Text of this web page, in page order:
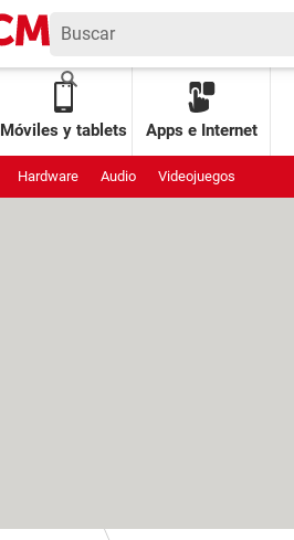
Móviles y tablets Apps e Internet
Hardware Audio Videojuegos